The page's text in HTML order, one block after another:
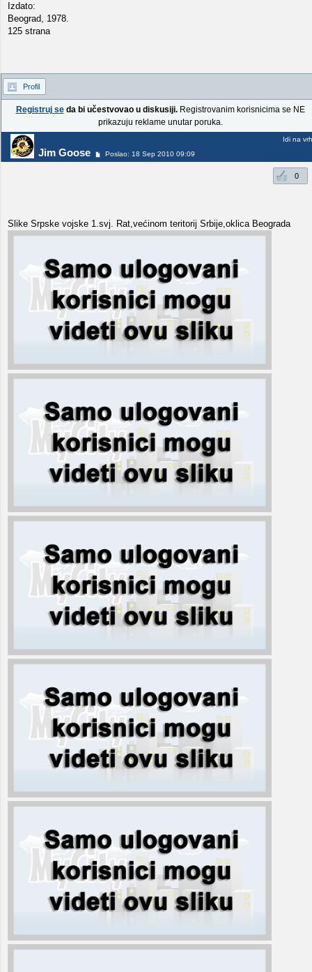
Izdato:
Beograd, 1978.
125 strana
Profil
Registruj seda bi učestvovao u diskusiji.Registrovanim korisnicima se NE
prikazuju reklame unutar poruka.
Jim Goose Poslao: 18 Sep 2010 09:09
Idi na vrh
0
Slike Srpske vojske 1.svj. Rat,većinom teritorij Srbije,oklica Beograda